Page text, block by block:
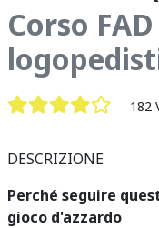
Corso
182
DESCRIZIONE
Perché seguire
gioco d'azzardo